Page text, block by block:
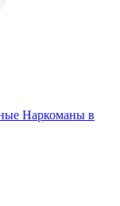
Наркоманы в